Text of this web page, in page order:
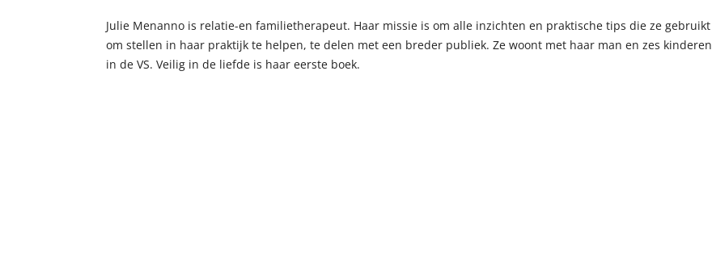
Julie Menanno is relatie-en familietherapeut. Haar missie is om alle inzichten en praktische tips die ze gebruikt
om stellen in haar praktijk te helpen, te delen met een breder publiek. Ze woont met haar man en zes kinderen
in de VS. Veilig in de liefde is haar eerste boek.